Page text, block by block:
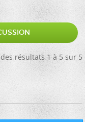
résultats 1 à 5 sur 5